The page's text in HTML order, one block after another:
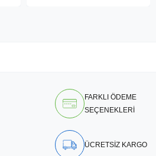
FARKLI ÖDEME
SEÇENEKLERİ
ÜCRETSİZ KARGO